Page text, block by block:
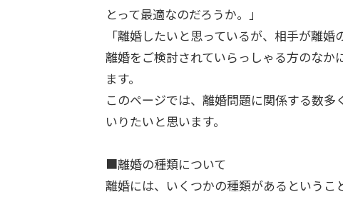
とって最適なのだろうか。」
「離婚したいと思っているが、相手が離
離婚をご検討されていらっしゃる方のな
ます。
このページでは、離婚問題に関係する数
いりたいと思います。
■離婚の種類について
離婚には、いくつかの種類があるというこ